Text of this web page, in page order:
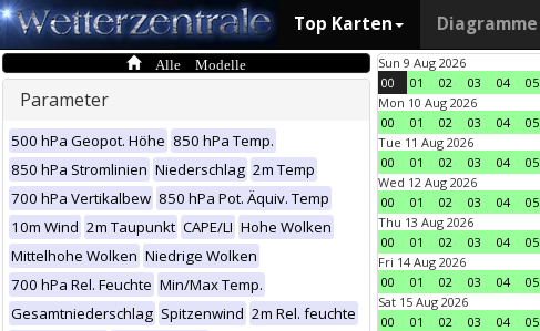
Top Karten Diagramme
Alle Modelle
Parameter
500 hPa Geopot. Höhe 850 hPa Temp.
850 hPa Stromlinien Niederschlag 2m Temp
700 hPa Vertikalbew 850 hPa Pot. Äquiv. Temp
10m Wind 2m Taupunkt CAPE/LI Hohe Wolken
Mittelhohe Wolken Niedrige Wolken
700 hPa Rel. Feuchte Min/Max Temp.
Gesamtniederschlag Spitzenwind 2m Rel. feuchte
Sun 9 Aug 2026
00
01 02 03 04 05
Mon 10 Aug 2026
00
01 02 03 04 05
Tue 11 Aug 2026
00
01 02 03 04 05
Wed 12 Aug 2026
00
01 02 03 04 05
Thu 13 Aug 2026
00
01 02 03 04 05
Fri 14 Aug 2026
00
01 02 03 04 05
Sat 15 Aug 2026
00
01 02 03 04 05